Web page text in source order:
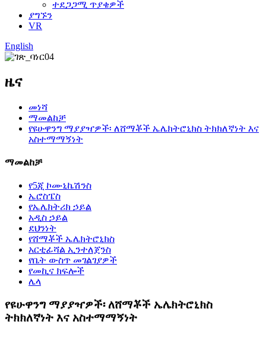
ተደጋጋሚ ጥያቄዎች
ያግኙን
VR
English
ዜና
መነሻ
ማመልከቻ
የዩሁዋንግ ማያያዣዎች፡ ለሸማቾች ኤሌክትሮኒክስ ትክክለኛነት እና
አስተማማኝነት
ማመልከቻ
የ5ጂ ኮሙኒኬሽንስ
ኤሮስፔስ
የኤሌክትሪክ ኃይል
አዲስ ኃይል
ደህንነት
የሸማቾች ኤሌክትሮኒክስ
አርቲፊሻል ኢንተለጀንስ
የቤት ውስጥ መገልገያዎች
የመኪና ክፍሎች
ሌላ
የዩሁዋንግ ማያያዣዎች፡ ለሸማቾች ኤሌክትሮኒክስ
ትክክለኛነት እና አስተማማኝነት